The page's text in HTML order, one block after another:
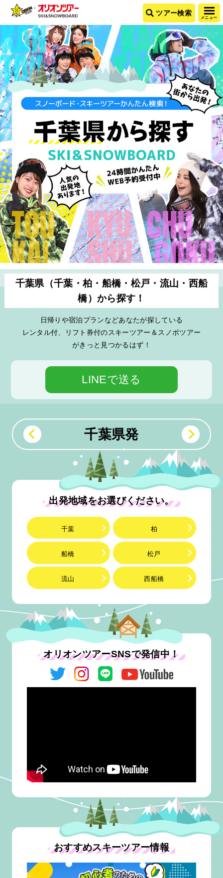
ツアー検索
メニュー
千葉県（千葉・柏・船橋・松戸・流山・西船
橋）から探す！
日帰りや宿泊プランなどあなたが探している
レンタル付、リフト券付のスキーツアー＆スノボツアー
がきっと見つかるはず！
LINEで送る
千葉県発
出発地域をお選びください。
千葉 柏
船橋 松戸
流山 西船橋
オリオンツアーSNSで発信中！
おすすめスキーツアー情報